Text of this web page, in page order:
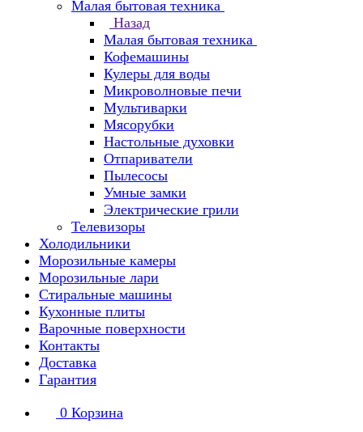
Малая бытовая техника
Назад
Малая бытовая техника
Кофемашины
Кулеры для воды
Микроволновые печи
Мультиварки
Мясорубки
Настольные духовки
Отпариватели
Пылесосы
Умные замки
Электрические грили
Телевизоры
Холодильники
Морозильные камеры
Морозильные лари
Стиральные машины
Кухонные плиты
Варочные поверхности
Контакты
Доставка
Гарантия
0 Корзина